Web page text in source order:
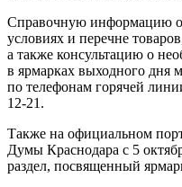
Справочную информацию
условиях и перечне
а также консультацию о
в ярмарках выходного дня
по телефонам горячей
12-21.
Также на официальном
Думы Краснодара с 5
раздел, посвященный